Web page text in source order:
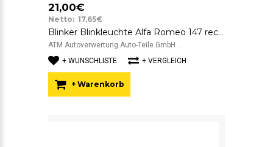
21,00€
Netto: 17,65€
Blinker Blinkleuchte Alfa Romeo 147 rechts 46756280 B318
ATM Autoverwertung Auto-Teile GmbH ..
+ WUNSCHLISTE
+ VERGLEICH
+ Warenkorb